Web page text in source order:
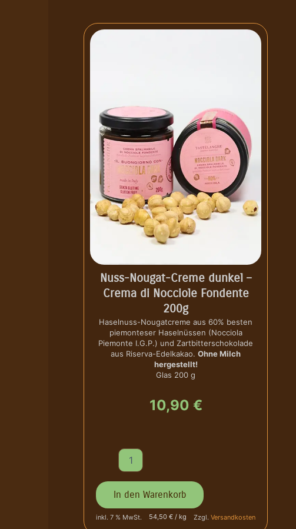
Nuss-Nougat-Creme dunkel –
Crema di Nocciole Fondente
200g
Haselnuss-Nougatcreme aus 60% besten
piemonteser Haselnüssen (Nocciola
Piemonte I.G.P.) und Zartbitterschokolade
aus Riserva-Edelkakao.Ohne Milch
hergestellt!
Glas 200 g
10,90 €
s
-
N
In den Warenkorb
inkl. 7 % MwSt. 54,50 € / kg Zzgl.Versandkosten